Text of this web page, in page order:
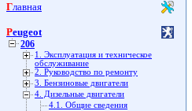
Главная
Peugeot
206
1. Эксплуатация и техническое
обслуживание
2. Руководство по ремонту
3. Бензиновые двигатели
4. Дизельные двигатели
4.1. Общие сведения